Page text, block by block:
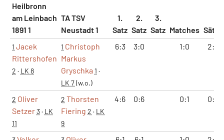
Heilbronn
am Leinbach
1891 1
TA TSV
Neustadt 1
1.
Satz
2.
Satz
3.
Satz Matches Sätze
1 Jacek
Rittershofen
2 · LK 8
1 Christoph
Markus
Gryschka 1 ·
LK 7(w.o.)
6:3 3:0 1:0 2:0
2 Oliver
Setzer3· LK
11
2 Thorsten
Fiering 2 · LK
9
4:6 0:6 0:1 0:2